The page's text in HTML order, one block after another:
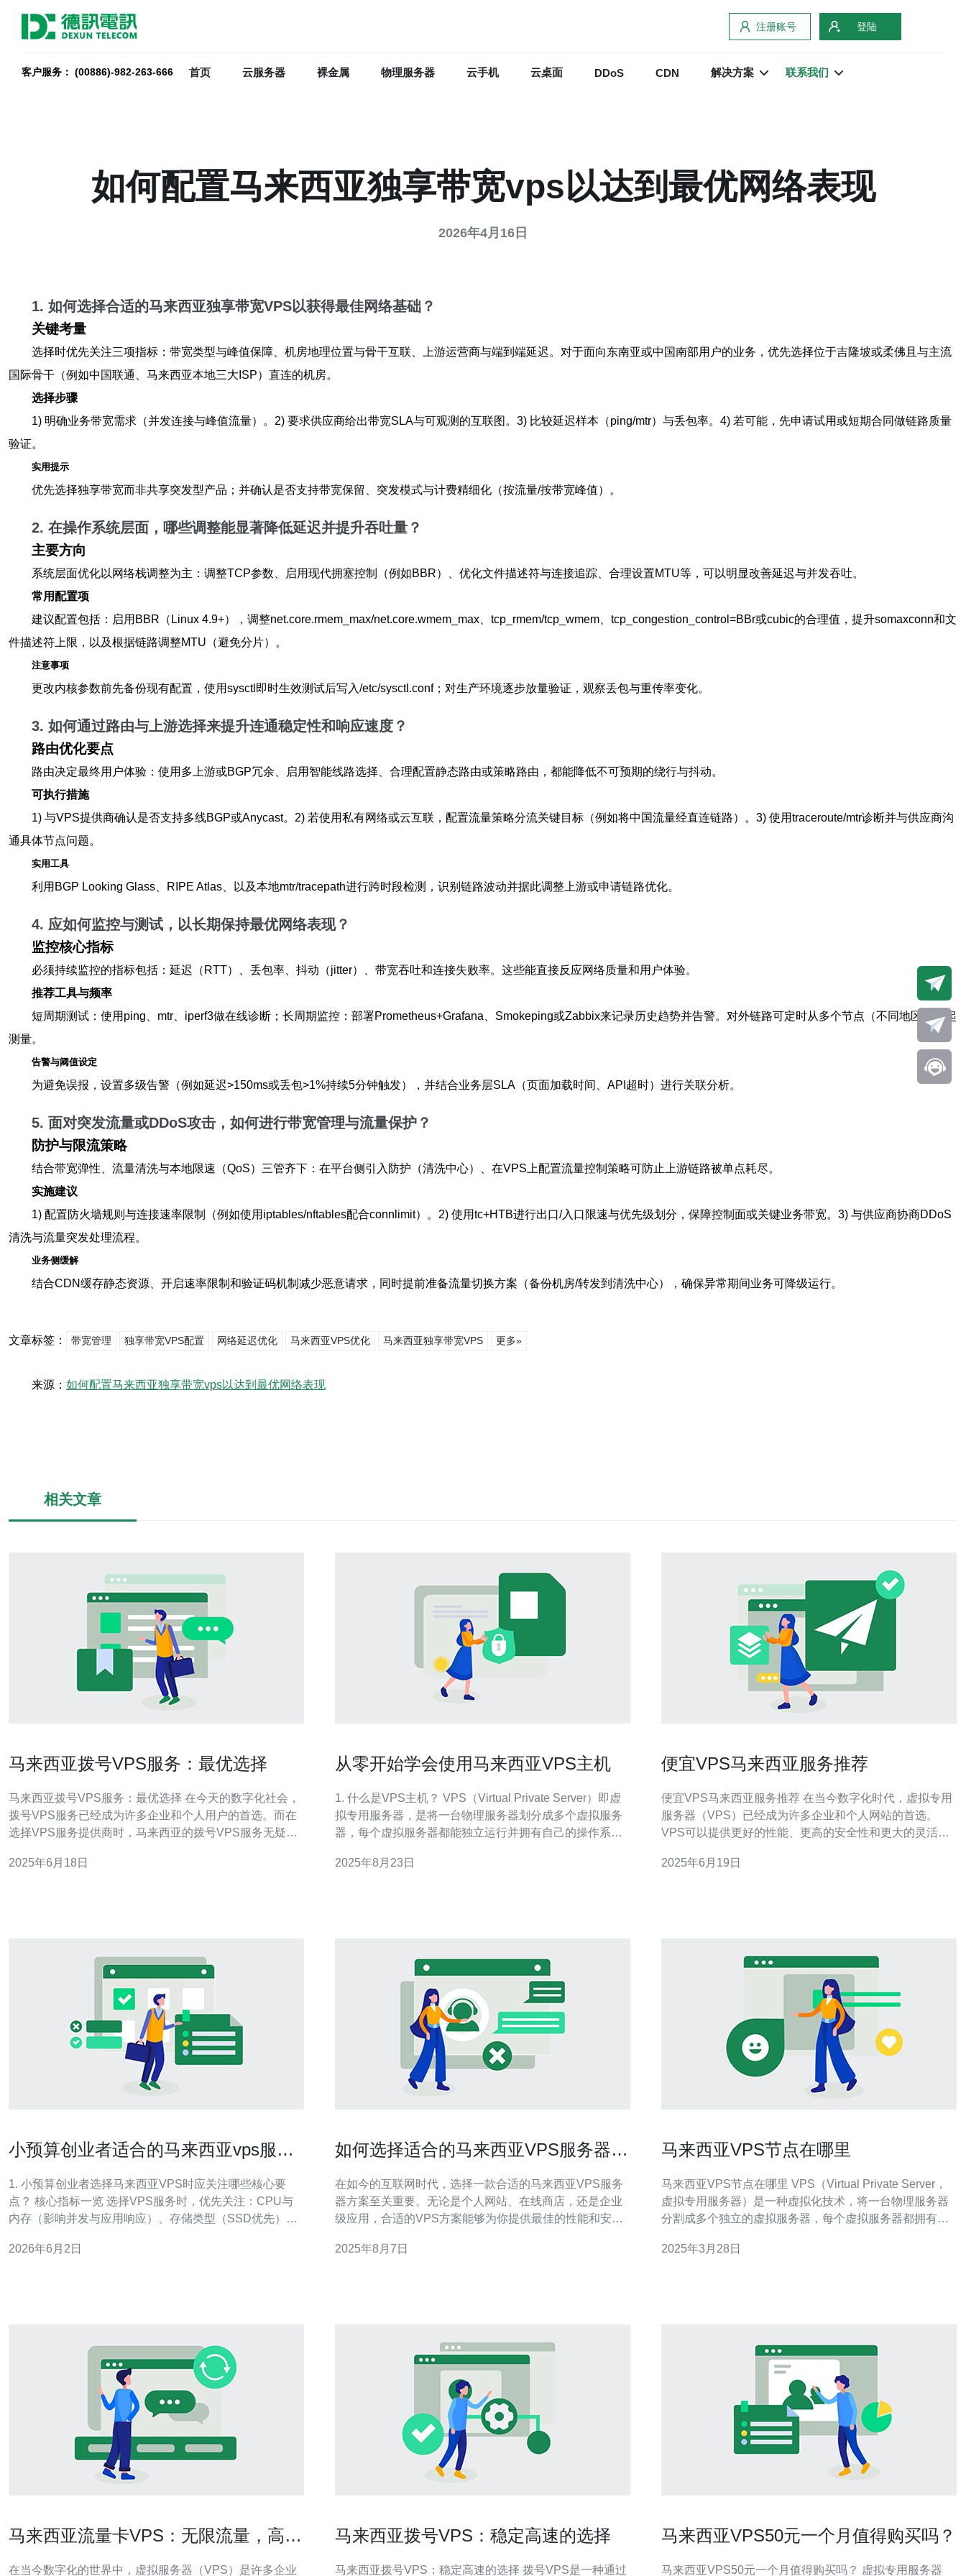
注册账号 登陆
客户服务： (00886)-982-263-666 首页 云服务器 裸金属 物理服务器 云手机 云桌面 DDoS CDN 解决方案 联系我们
如何配置马来西亚独享带宽vps以达到最优网络表现
2026年4月16日
1. 如何选择合适的马来西亚独享带宽VPS以获得最佳网络基础？
关键考量
选择时优先关注三项指标：带宽类型与峰值保障、机房地理位置与骨干互联、上游运营商与端到端延迟。对于面向东南亚或中国南部用户的业务，优先选择位于吉隆坡或柔佛且与主流
国际骨干（例如中国联通、马来西亚本地三大ISP）直连的机房。
选择步骤
1) 明确业务带宽需求（并发连接与峰值流量）。2) 要求供应商给出带宽SLA与可观测的互联图。3) 比较延迟样本（ping/mtr）与丢包率。4) 若可能，先申请试用或短期合同做链路质量
验证。
实用提示
优先选择独享带宽而非共享突发型产品；并确认是否支持带宽保留、突发模式与计费精细化（按流量/按带宽峰值）。
2. 在操作系统层面，哪些调整能显著降低延迟并提升吞吐量？
主要方向
系统层面优化以网络栈调整为主：调整TCP参数、启用现代拥塞控制（例如BBR）、优化文件描述符与连接追踪、合理设置MTU等，可以明显改善延迟与并发吞吐。
常用配置项
建议配置包括：启用BBR（Linux 4.9+），调整net.core.rmem_max/net.core.wmem_max、tcp_rmem/tcp_wmem、tcp_congestion_control=BBr或cubic的合理值，提升somaxconn和文
件描述符上限，以及根据链路调整MTU（避免分片）。
注意事项
更改内核参数前先备份现有配置，使用sysctl即时生效测试后写入/etc/sysctl.conf；对生产环境逐步放量验证，观察丢包与重传率变化。
3. 如何通过路由与上游选择来提升连通稳定性和响应速度？
路由优化要点
路由决定最终用户体验：使用多上游或BGP冗余、启用智能线路选择、合理配置静态路由或策略路由，都能降低不可预期的绕行与抖动。
可执行措施
1) 与VPS提供商确认是否支持多线BGP或Anycast。2) 若使用私有网络或云互联，配置流量策略分流关键目标（例如将中国流量经直连链路）。3) 使用traceroute/mtr诊断并与供应商沟
通具体节点问题。
实用工具
利用BGP Looking Glass、RIPE Atlas、以及本地mtr/tracepath进行跨时段检测，识别链路波动并据此调整上游或申请链路优化。
4. 应如何监控与测试，以长期保持最优网络表现？
监控核心指标
必须持续监控的指标包括：延迟（RTT）、丢包率、抖动（jitter）、带宽吞吐和连接失败率。这些能直接反应网络质量和用户体验。
推荐工具与频率
短周期测试：使用ping、mtr、iperf3做在线诊断；长周期监控：部署Prometheus+Grafana、Smokeping或Zabbix来记录历史趋势并告警。对外链路可定时从多个节点（不同地区）发起
测量。
告警与阈值设定
为避免误报，设置多级告警（例如延迟>150ms或丢包>1%持续5分钟触发），并结合业务层SLA（页面加载时间、API超时）进行关联分析。
5. 面对突发流量或DDoS攻击，如何进行带宽管理与流量保护？
防护与限流策略
结合带宽弹性、流量清洗与本地限速（QoS）三管齐下：在平台侧引入防护（清洗中心）、在VPS上配置流量控制策略可防止上游链路被单点耗尽。
实施建议
1) 配置防火墙规则与连接速率限制（例如使用iptables/nftables配合connlimit）。2) 使用tc+HTB进行出口/入口限速与优先级划分，保障控制面或关键业务带宽。3) 与供应商协商DDoS
清洗与流量突发处理流程。
业务侧缓解
结合CDN缓存静态资源、开启速率限制和验证码机制减少恶意请求，同时提前准备流量切换方案（备份机房/转发到清洗中心），确保异常期间业务可降级运行。
文章标签： 带宽管理 独享带宽VPS配置 网络延迟优化 马来西亚VPS优化 马来西亚独享带宽VPS 更多»
来源： 如何配置马来西亚独享带宽vps以达到最优网络表现
相关文章
马来西亚拨号VPS服务：最优选择
马来西亚拨号VPS服务：最优选择 在今天的数字化社会，
拨号VPS服务已经成为许多企业和个人用户的首选。而在
选择VPS服务提供商时，马来西亚的拨号VPS服务无疑是
达的网络基础设施和稳定的政治环境，这使得马来西亚的
2025年6月18日
从零开始学会使用马来西亚VPS主机
1. 什么是VPS主机？ VPS（Virtual Private Server）即虚
拟专用服务器，是将一台物理服务器划分成多个虚拟服务
器，每个虚拟服务器都能独立运行并拥有自己的操作系统
力，用户可以根据自己的需求来配置和管理服务器。 在马
2025年8月23日
便宜VPS马来西亚服务推荐
便宜VPS马来西亚服务推荐 在当今数字化时代，虚拟专用
服务器（VPS）已经成为许多企业和个人网站的首选。
VPS可以提供更好的性能、更高的安全性和更大的灵活
马来西亚服务，以下是一些建议。 马来西亚拥有一个庞大
2025年6月19日
小预算创业者适合的马来西亚vps服务
1. 小预算创业者选择马来西亚VPS时应关注哪些核心要
点？ 核心指标一览 选择VPS服务时，优先关注：CPU与
内存（影响并发与应用响应）、存储类型（SSD优先）、
低延迟）以及服务稳定性（SLA、故障恢复）。 性价比与
2026年6月2日
如何选择适合的马来西亚VPS服务器方
在如今的互联网时代，选择一款合适的马来西亚VPS服务
器方案至关重要。无论是个人网站、在线商店，还是企业
级应用，合适的VPS方案能够为你提供最佳的性能和安全
选择呢？本文将为你详细介绍如何评估和选择最适合你的
2025年8月7日
马来西亚VPS节点在哪里
马来西亚VPS节点在哪里 VPS（Virtual Private Server，
虚拟专用服务器）是一种虚拟化技术，将一台物理服务器
分割成多个独立的虚拟服务器，每个虚拟服务器都拥有自
地理位置。 选择适合自己需求的VPS节点非常重要。对于
2025年3月28日
马来西亚流量卡VPS：无限流量，高速
在当今数字化的世界中，虚拟服务器（VPS）是许多企业
马来西亚拨号VPS：稳定高速的选择
马来西亚拨号VPS：稳定高速的选择 拨号VPS是一种通过
马来西亚VPS50元一个月值得购买吗？
马来西亚VPS50元一个月值得购买吗？ 虚拟专用服务器